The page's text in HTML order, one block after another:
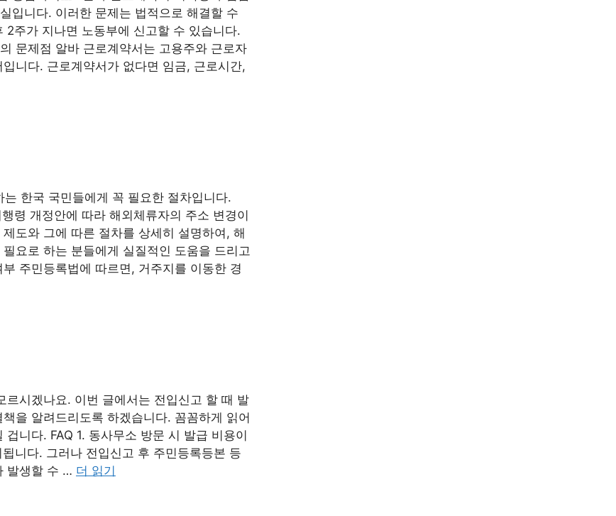
입니다. 이러한 문제는 법적으로 해결할 수
주가 지나면 노동부에 신고할 수 있습니다.
문제점 알바 근로계약서는 고용주와 근로자
니다. 근로계약서가 없다면 임금, 근로시간,
한국 국민들에게 꼭 필요한 절차입니다.
령 개정안에 따라 해외체류자의 주소 변경이
도와 그에 따른 절차를 상세히 설명하여, 해
요로 하는 분들에게 실질적인 도움을 드리고
주민등록법에 따르면, 거주지를 이동한 경
시겠나요. 이번 글에서는 전입신고 할 때 발
을 알려드리도록 하겠습니다. 꼼꼼하게 읽어
니다. FAQ 1. 동사무소 방문 시 발급 비용이
니다. 그러나 전입신고 후 주민등록등본 등
발생할 수 … 더 읽기